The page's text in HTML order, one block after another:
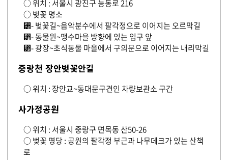
○ 위치 : 서울시 광진구 능동로 216
○ 벚꽃 명소
⁲- 벚꽃길~음악분수에서 팔각정으로 이어지는 오르막길
⁲- 동물원~맹수마을 방향에 있는 입구 앞
⁲- 광장~초식동물 마을에서 구의문으로 이어지는 내리막길
중랑천 장안벚꽃안길
○ 위치 : 장안교~동대문구견인 차량보관소 구간
사가정공원
○ 위치 : 서울시 중랑구 면목동 산50-26
○ 벚꽃 명당 : 공원의 팔각정 부근과 나무데크가 있는 산책
로